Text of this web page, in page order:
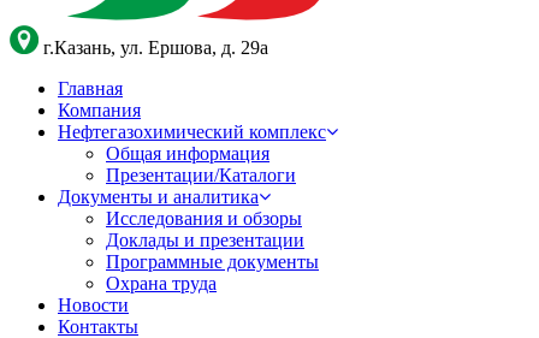
г.Казань, ул. Ершова, д. 29а
Главная
Компания
Нефтегазохимический комплекс
Общая информация
Презентации/Каталоги
Документы и аналитика
Исследования и обзоры
Доклады и презентации
Программные документы
Охрана труда
Новости
Контакты